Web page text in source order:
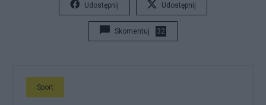
Udostępnij Udostępnij
Skomentuj 32
Sport